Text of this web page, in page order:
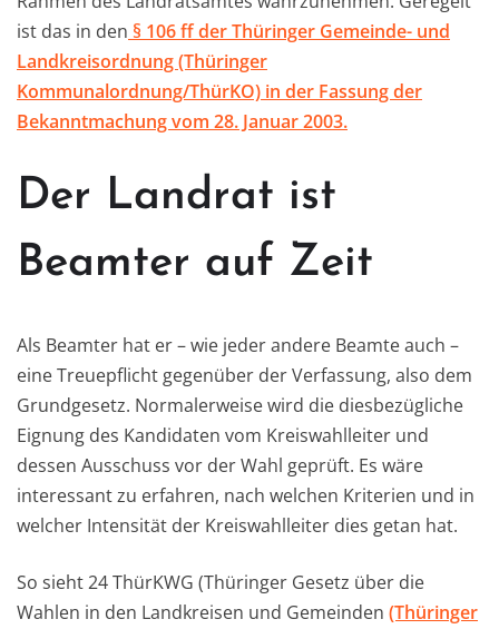
ist das in den § 106 ff der Thüringer Gemeinde- und
Landkreisordnung (Thüringer
Kommunalordnung/ThürKO) in der Fassung der
Bekanntmachung vom 28. Januar 2003.
Der Landrat ist
Beamter auf Zeit
Als Beamter hat er – wie jeder andere Beamte auch –
eine Treuepflicht gegenüber der Verfassung, also dem
Grundgesetz. Normalerweise wird die diesbezügliche
Eignung des Kandidaten vom Kreiswahlleiter und
dessen Ausschuss vor der Wahl geprüft. Es wäre
interessant zu erfahren, nach welchen Kriterien und in
welcher Intensität der Kreiswahlleiter dies getan hat.
So sieht 24 ThürKWG (Thüringer Gesetz über die
Wahlen in den Landkreisen und Gemeinden (Thüringer